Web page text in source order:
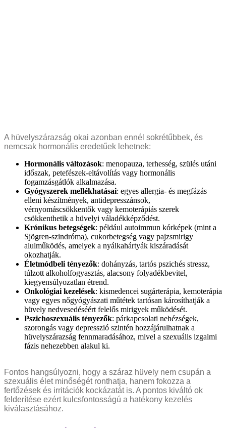
A hüvelyszárazság okai azonban ennél sokrétűbbek, és
nemcsak hormonális eredetűek lehetnek:
Hormonális változások: menopauza, terhesség, szülés utáni
időszak, petefészek-eltávolítás vagy hormonális
fogamzásgátlók alkalmazása.
Gyógyszerek mellékhatásai: egyes allergia- és megfázás
elleni készítmények, antidepresszánsok,
vérnyomáscsökkentők vagy kemoterápiás szerek
csökkenthetik a hüvelyi váladékképződést.
Krónikus betegségek: például autoimmun kórképek (mint a
Sjögren-szindróma), cukorbetegség vagy pajzsmirigy
alulműködés, amelyek a nyálkahártyák kiszáradását
okozhatják.
Életmódbeli tényezők: dohányzás, tartós pszichés stressz,
túlzott alkoholfogyasztás, alacsony folyadékbevitel,
kiegyensúlyozatlan étrend.
Onkológiai kezelések: kismedencei sugárterápia, kemoterápia
vagy egyes nőgyógyászati műtétek tartósan károsíthatják a
hüvely nedvesedéséért felelős mirigyek működését.
Pszichoszexuális tényezők: párkapcsolati nehézségek,
szorongás vagy depresszió szintén hozzájárulhatnak a
hüvelyszárazság fennmaradásához, mivel a szexuális izgalmi
fázis nehezebben alakul ki.
Fontos hangsúlyozni, hogy a száraz hüvely nem csupán a
szexuális élet minőségét ronthatja, hanem fokozza a
fertőzések és irritációk kockázatát is. A pontos kiváltó ok
felderítése ezért kulcsfontosságú a hatékony kezelés
kiválasztásához.